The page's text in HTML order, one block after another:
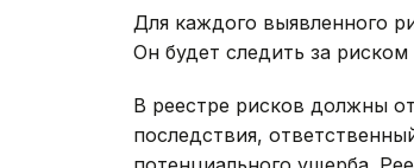
Для каждого выявленного
Он будет следить за
В реестре рисков должны
последствия,